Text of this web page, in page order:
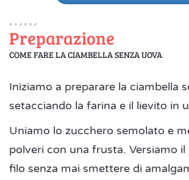
Preparazione
COME FARE LA CIAMBELLA SENZA UOVA
Iniziamo a preparare la ciambella
setacciando la farina e il lievito in
Uniamo lo zucchero semolato e
polveri con una frusta. Versiamo
filo senza mai smettere di